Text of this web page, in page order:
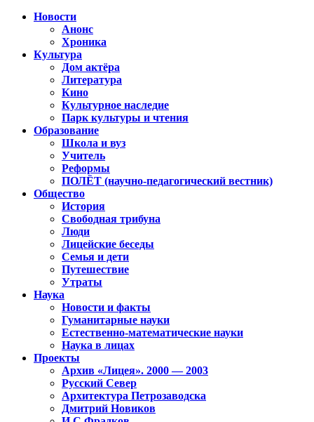
Новости
Анонс
Хроника
Культура
Дом актёра
Литература
Кино
Культурное наследие
Парк культуры и чтения
Образование
Школа и вуз
Учитель
Реформы
ПОЛЁТ (научно-педагогический вестник)
Общество
История
Свободная трибуна
Люди
Лицейские беседы
Семья и дети
Путешествие
Утраты
Наука
Новости и факты
Гуманитарные науки
Естественно-математические науки
Наука в лицах
Проекты
Архив «Лицея». 2000 — 2003
Русский Север
Архитектура Петрозаводска
Дмитрий Новиков